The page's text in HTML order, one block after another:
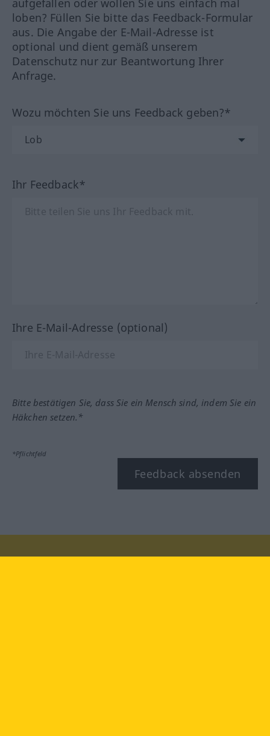
loben? Füllen Sie bitte das Feedback-Formular
aus. Die Angabe der E-Mail-Adresse ist
optional und dient gemäß unserem
Datenschutz nur zur Beantwortung Ihrer
Anfrage.
Wozu möchten Sie uns Feedback geben?*
Ihr Feedback*
Ihre E-Mail-Adresse (optional)
Bitte bestätigen Sie, dass Sie ein Mensch sind, indem Sie ein
Häkchen setzen.*
*Pflichtfeld
Feedback absenden